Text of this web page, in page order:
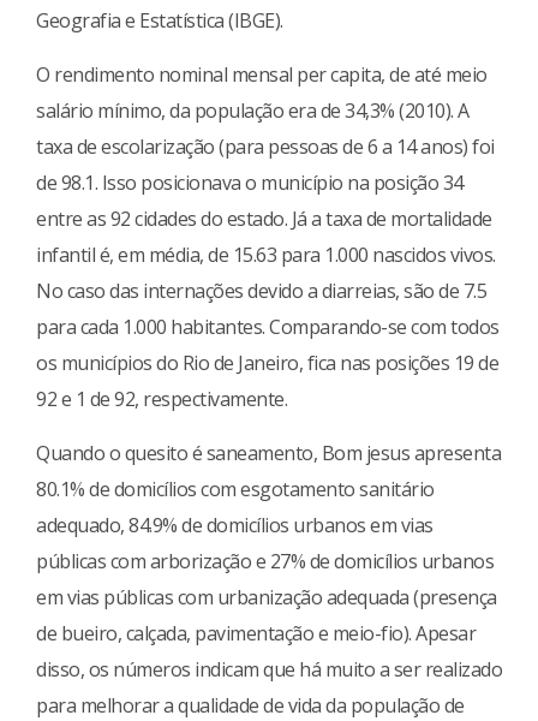
Geografia e Estatística (IBGE).
O rendimento nominal mensal per capita, de até meio
salário mínimo, da população era de 34,3% (2010). A
taxa de escolarização (para pessoas de 6 a 14 anos) foi
de 98.1. Isso posicionava o município na posição 34
entre as 92 cidades do estado. Já a taxa de mortalidade
infantil é, em média, de 15.63 para 1.000 nascidos vivos.
No caso das internações devido a diarreias, são de 7.5
para cada 1.000 habitantes. Comparando-se com todos
os municípios do Rio de Janeiro, fica nas posições 19 de
92 e 1 de 92, respectivamente.
Quando o quesito é saneamento, Bom jesus apresenta
80.1% de domicílios com esgotamento sanitário
adequado, 84.9% de domicílios urbanos em vias
públicas com arborização e 27% de domicílios urbanos
em vias públicas com urbanização adequada (presença
de bueiro, calçada, pavimentação e meio-fio). Apesar
disso, os números indicam que há muito a ser realizado
para melhorar a qualidade de vida da população de